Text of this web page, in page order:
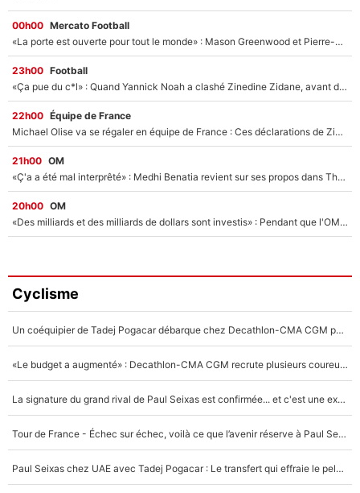
00h00 Mercato Football
«La porte est ouverte pour tout le monde» : Mason Greenwood et Pierre-Emerick Aubameyang ont quitté l'OM, Amine Gouiri balance sur la suite du mercato et sur la réaction du vestiaire !
23h00 Football
«Ça pue du c*l» : Quand Yannick Noah a clashé Zinedine Zidane, avant de se faire recadrer par le nouveau sélectionneur de l'équipe de France !
22h00 Équipe de France
Michael Olise va se régaler en équipe de France : Ces déclarations de Zinedine Zidane qui prouvent qu'il va tout miser sur la star du Bayern Munich !
21h00 OM
«Ç'a a été mal interprêté» : Medhi Benatia revient sur ses propos dans The Bridge et précise ses conditions pour rejoindre le PSG !
20h00 OM
«Des milliards et des milliards de dollars sont investis» : Pendant que l'OM est en pleine crise financière, Frank McCourt lance un nouveau projet à 260M€ !
Cyclisme
Un coéquipier de Tadej Pogacar débarque chez Decathlon-CMA CGM pour épauler Paul Seixas : «Mes meilleures années sont à venir»
«Le budget a augmenté» : Decathlon-CMA CGM recrute plusieurs coureurs pour offrir à Paul Seixas une équipe pour gagner le Tour de France 2027
La signature du grand rival de Paul Seixas est confirmée... et c'est une excellente nouvelle pour l'équipe Decathlon-CMA CGM !
Tour de France - Échec sur échec, voilà ce que l’avenir réserve à Paul Seixas : «Tant qu’il y aura un Pogacar comme celui-là...»
Paul Seixas chez UAE avec Tadej Pogacar : Le transfert qui effraie le peloton, «c’est la pire des choses qui puisse arriver»